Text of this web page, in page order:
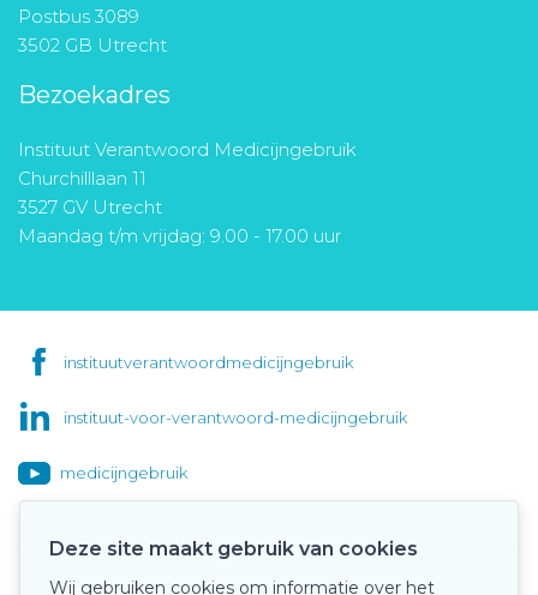
Postbus 3089
3502 GB Utrecht
Bezoekadres
Instituut Verantwoord Medicijngebruik
Churchilllaan 11
3527 GV Utrecht
Maandag t/m vrijdag: 9.00 - 17.00 uur
instituutverantwoordmedicijngebruik
instituut-voor-verantwoord-medicijngebruik
medicijngebruik
Deze site maakt gebruik van cookies
Wij gebruiken cookies om informatie over het